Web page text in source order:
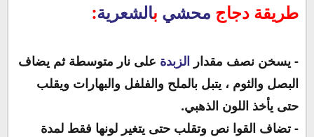
طريقة دجاج محشي بالشعرية:
- يسخن نصف مقدار الزبدة على نار متوسطة ثم يضاف
البصل والثوم ، يتبل بالملح والفلفل والبهارات ويقلب
حتى يأخذ اللون الذهبي.
- تضاف القوا نص وتقلب حتى يتغير لونها فقط لمدة